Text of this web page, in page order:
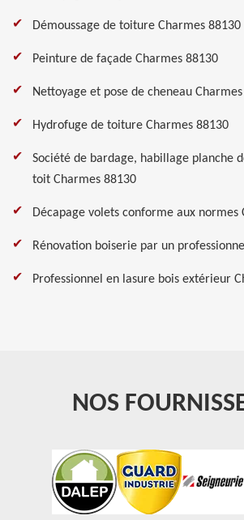
Démoussage de toiture Charmes 88130
Peinture de façade Charmes 88130
Nettoyage et pose de cheneau
Hydrofuge de toiture Charmes 88130
Société de bardage, habillage planche
toit Charmes 88130
Décapage volets conforme aux normes
Rénovation boiserie par un
Professionnel en lasure bois extérieur
NOS